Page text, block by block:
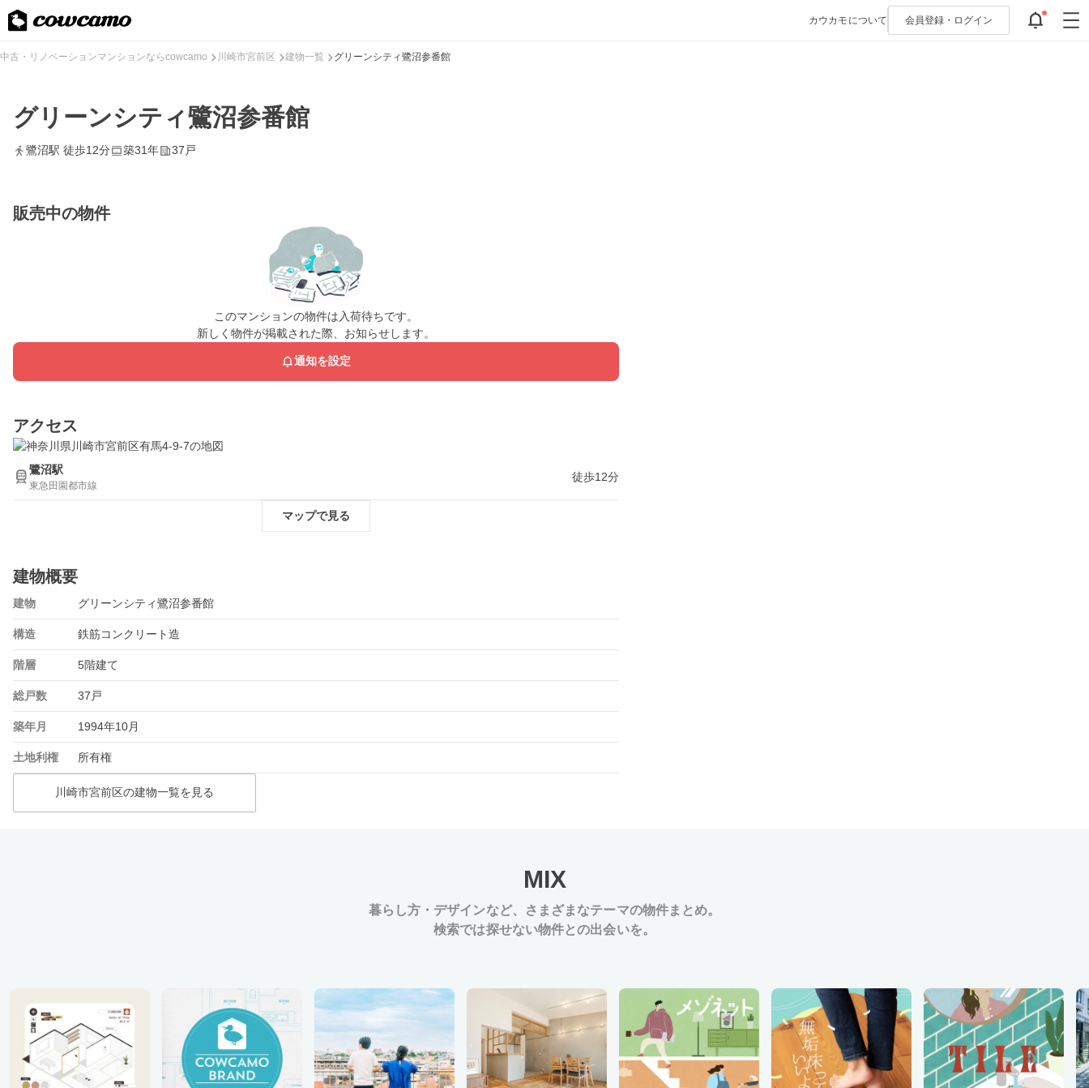
カウカモについて 会員登録・ ログイン
中古・リノベーションマンションならcowcamo 川崎市宮前区 建物一覧 グリーンシティ鷺沼参番館
グリーンシティ鷺沼参番館
鷺沼駅 徒歩12分 築31年 37戸
販売中の物件
このマンションの物件は入荷待ちです。
新しく物件が掲載された際、お知らせします。
通知を設定
アクセス
鷺沼駅
東急田園都市線
徒歩12分
マップで見る
建物概要
建物 グリーンシティ鷺沼参番館
構造 鉄筋コンクリート造
階層 5階建て
総戸数 37戸
築年月 1994年10月
土地利権 所有権
川崎市宮前区の建物一覧を見る
MIX
暮らし方・デザインなど、
さまざまなテーマの物件まとめ。
検索では探せない物件との出会いを。